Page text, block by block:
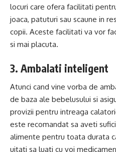
locuri care ofera facilitati
joaca, patuturi sau scaune in
copii. Aceste facilitati va vor
si mai placuta.
3. Ambalati inteligent
Atunci cand vine vorba de
de baza ale bebelusului si
provizii pentru intreaga
este recomandat sa aveti
alimente pentru toata durata
uitati sa luati cu voi